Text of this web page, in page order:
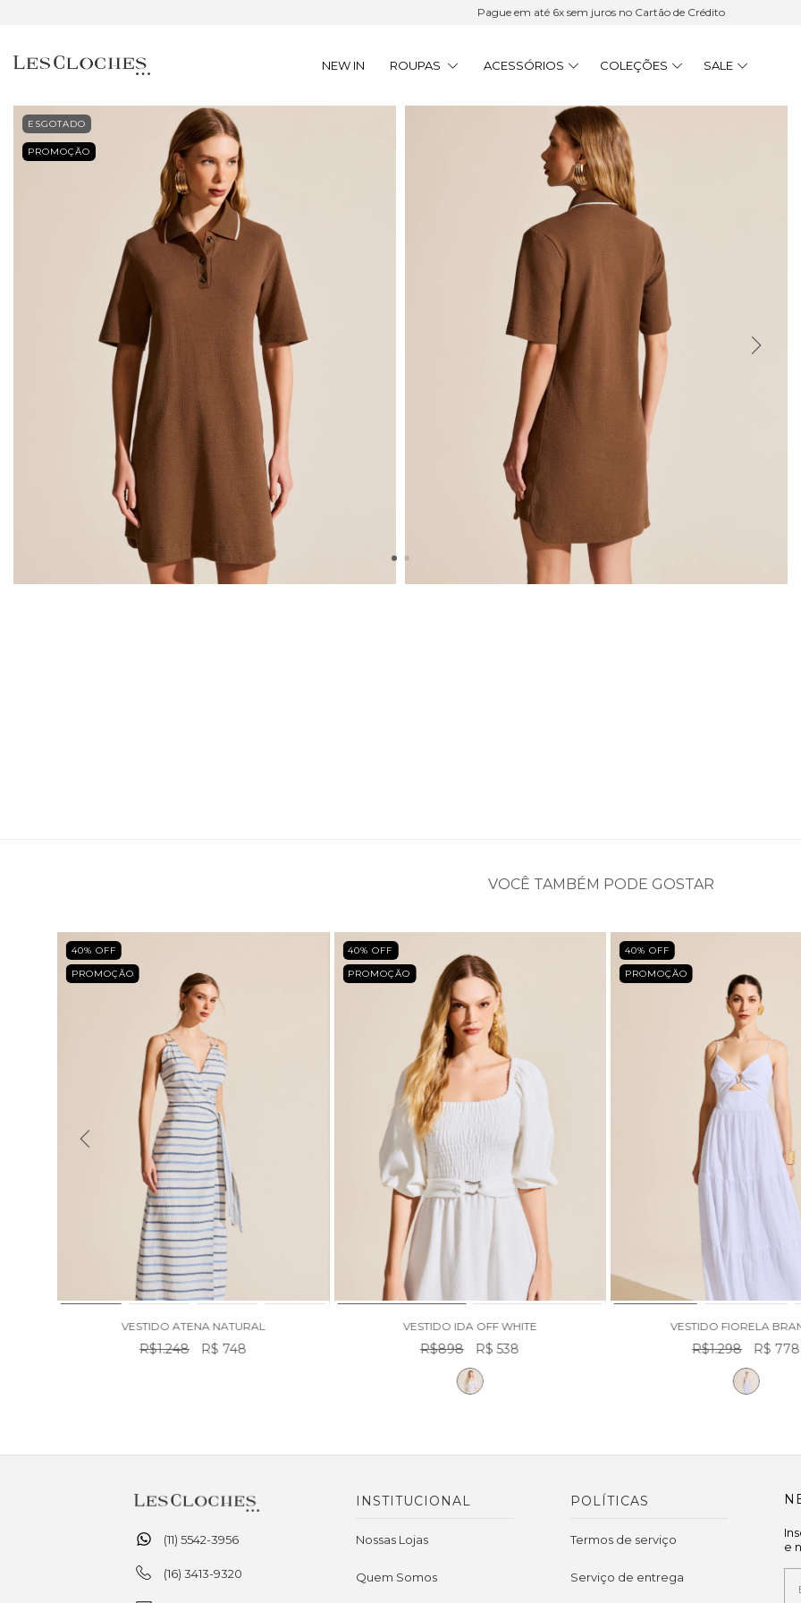
Pague em até 6x sem juros no Cartão de Crédito
NEW IN ROUPAS ACESSÓRIOS COLEÇÕES SALE
ESGOTADO
PROMOÇÃO
VOCÊ TAMBÉM PODE GOSTAR
40% OFF
PROMOÇÃO
VESTIDO ATENA NATURAL
R$1.248 R$ 748
40% OFF
PROMOÇÃO
VESTIDO IDA OFF WHITE
R$898 R$ 538
40% OFF
PROMOÇÃO
VESTIDO FIORELA
R$1.298 R$ 778
(11) 5542-3956
(16) 3413-9320
INSTITUCIONAL
Nossas Lojas
Quem Somos
POLÍTICAS
Termos de serviço
Serviço de entrega
e